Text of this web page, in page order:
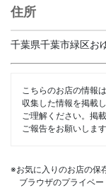
住所
千葉県千葉市緑区お
こちらのお店の情報
収集した情報を掲載
ご理解ください。掲
ご報告をお願いします
※お気に入りのお店の保
ブラウザのプライベ